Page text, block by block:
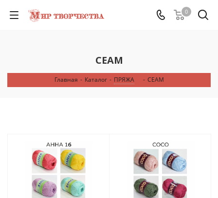
0
СЕАМ
Главная - Каталог - ПРЯЖА - СЕАМ